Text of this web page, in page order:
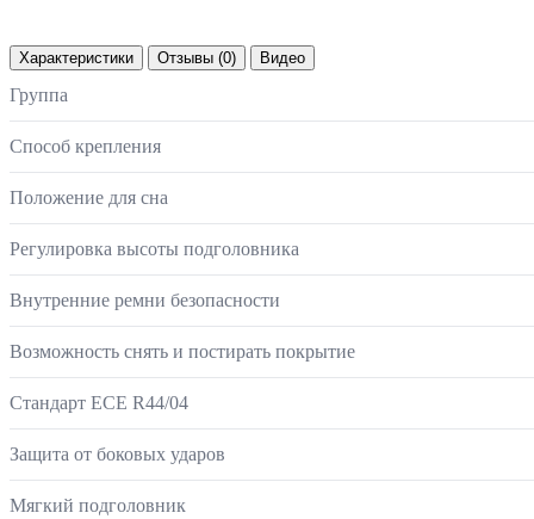
Характеристики Отзывы (0) Видео
Группа
Способ крепления
Положение для сна
Регулировка высоты подголовника
Внутренние ремни безопасности
Возможность снять и постирать покрытие
Стандарт ECE R44/04
Защита от боковых ударов
Мягкий подголовник